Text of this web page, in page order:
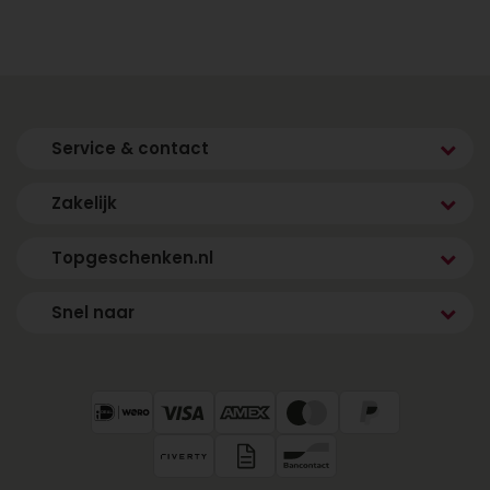
Ruim assortiment heliumballonnen en
Eenvoudig online bestellen
Voeg een persoonlijk kaartje toe voor een
Bestel vandaag nog jouw
Service & contact
Zakelijk
Topgeschenken.nl
Snel naar